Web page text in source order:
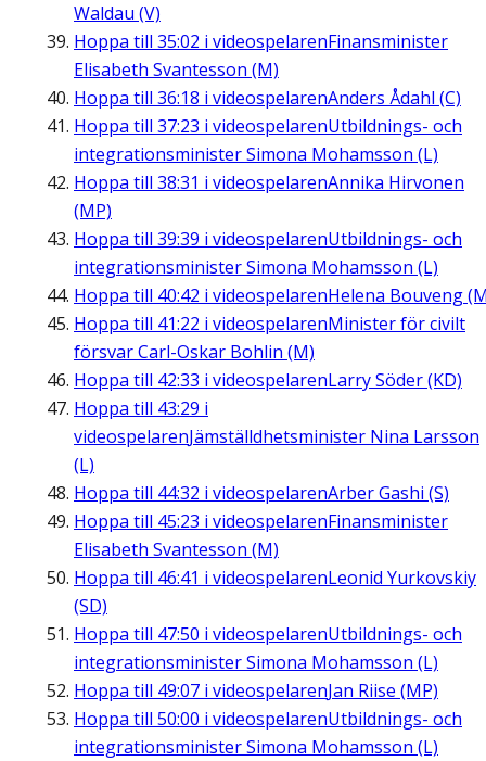
Waldau (V)
Hoppa till 35:02 i videospelarenFinansminister
Elisabeth Svantesson (M)
Hoppa till 36:18 i videospelarenAnders Ådahl (C)
Hoppa till 37:23 i videospelarenUtbildnings- och
integrationsminister Simona Mohamsson (L)
Hoppa till 38:31 i videospelarenAnnika Hirvonen
(MP)
Hoppa till 39:39 i videospelarenUtbildnings- och
integrationsminister Simona Mohamsson (L)
Hoppa till 40:42 i videospelarenHelena Bouveng
Hoppa till 41:22 i videospelarenMinister för civilt
försvar Carl-Oskar Bohlin (M)
Hoppa till 42:33 i videospelarenLarry Söder (KD)
Hoppa till 43:29 i
videospelarenJämställdhetsminister Nina Larsson
(L)
Hoppa till 44:32 i videospelarenArber Gashi (S)
Hoppa till 45:23 i videospelarenFinansminister
Elisabeth Svantesson (M)
Hoppa till 46:41 i videospelarenLeonid Yurkovskiy
(SD)
Hoppa till 47:50 i videospelarenUtbildnings- och
integrationsminister Simona Mohamsson (L)
Hoppa till 49:07 i videospelarenJan Riise (MP)
Hoppa till 50:00 i videospelarenUtbildnings- och
integrationsminister Simona Mohamsson (L)